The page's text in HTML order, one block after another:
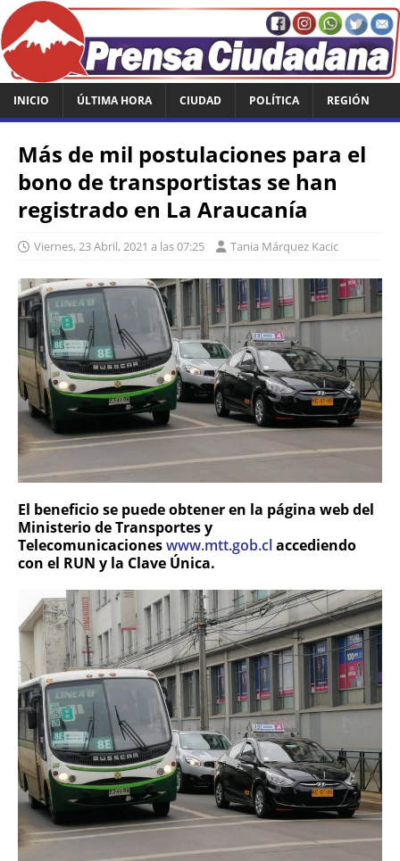
INICIO ÚLTIMA HORA CIUDAD POLÍTICA REGIÓN
Más de mil postulaciones para el
bono de transportistas se han
registrado en La Araucanía
Viernes, 23 Abril, 2021 a las 07:25 Tania Márquez Kacic
El beneficio se puede obtener en la página web del
Ministerio de Transportes y
Telecomunicacioneswww.mtt.gob.claccediendo
con el RUN y la Clave Única.